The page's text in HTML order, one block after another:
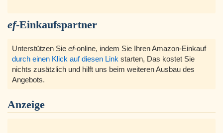
ef-Einkaufspartner
Unterstützen Sie ef-online, indem Sie Ihren Amazon-Einkauf
durch einen Klick auf diesen Link starten, Das kostet Sie
nichts zusätzlich und hilft uns beim weiteren Ausbau des
Angebots.
Anzeige